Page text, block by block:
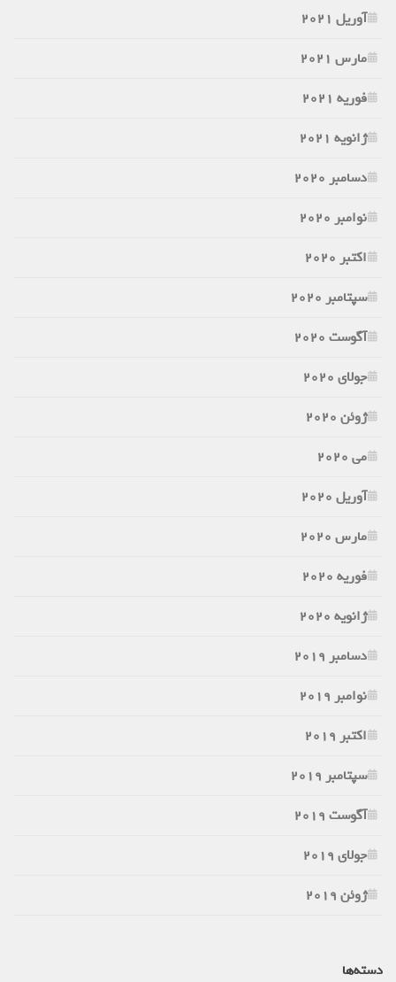
آوریل 2021
مارس 2021
فوریه 2021
ژانویه 2021
دسامبر 2020
نوامبر 2020
اکتبر 2020
سپتامبر 2020
آگوست 2020
جولای 2020
ژوئن 2020
می 2020
آوریل 2020
مارس 2020
فوریه 2020
ژانویه 2020
دسامبر 2019
نوامبر 2019
اکتبر 2019
سپتامبر 2019
آگوست 2019
جولای 2019
ژوئن 2019
دسته‌ها